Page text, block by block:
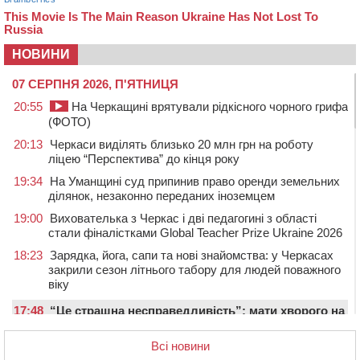
НОВИНИ
07 СЕРПНЯ 2026, П'ЯТНИЦЯ
20:55
На Черкащині врятували рідкісного чорного грифа
(ФОТО)
20:13 Черкаси виділять близько 20 млн грн на роботу
ліцею “Перспектива” до кінця року
19:34 На Уманщині суд припинив право оренди земельних
ділянок, незаконно переданих іноземцем
19:00 Вихователька з Черкас і дві педагогині з області
стали фіналістками Global Teacher Prize Ukraine 2026
18:23 Зарядка, йога, сапи та нові знайомства: у Черкасах
закрили сезон літнього табору для людей поважного
віку
17:48 “Це страшна несправедливість”: мати хворого на
ОВА виділити кошти на дороговартісні ліки
Всі новини